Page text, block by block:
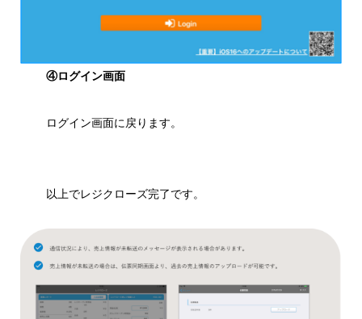
④ログイン画面
ログイン画面に戻ります。
以上でレジクローズ完了です。